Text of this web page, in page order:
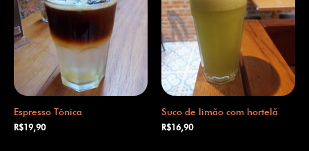
Espresso Tônica
R$19,90
Suco de limão com hortelã
R$16,90